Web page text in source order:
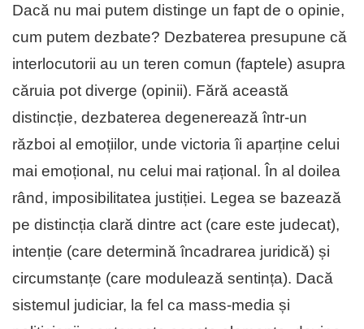
Dacă nu mai putem distinge un fapt de o opinie,
cum putem dezbate? Dezbaterea presupune că
interlocutorii au un teren comun (faptele) asupra
căruia pot diverge (opinii). Fără această
distincție, dezbaterea degenerează într-un
război al emoțiilor, unde victoria îi aparține celui
mai emoțional, nu celui mai rațional. În al doilea
rând, imposibilitatea justiției. Legea se bazează
pe distincția clară dintre act (care este judecat),
intenție (care determină încadrarea juridică) și
circumstanțe (care modulează sentința). Dacă
sistemul judiciar, la fel ca mass-media și